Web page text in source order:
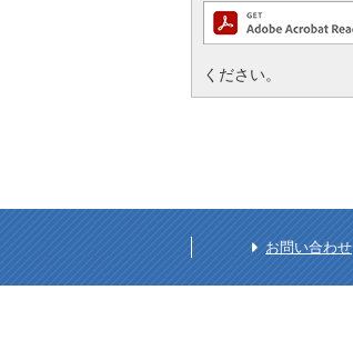
ください。
お問い合わせ